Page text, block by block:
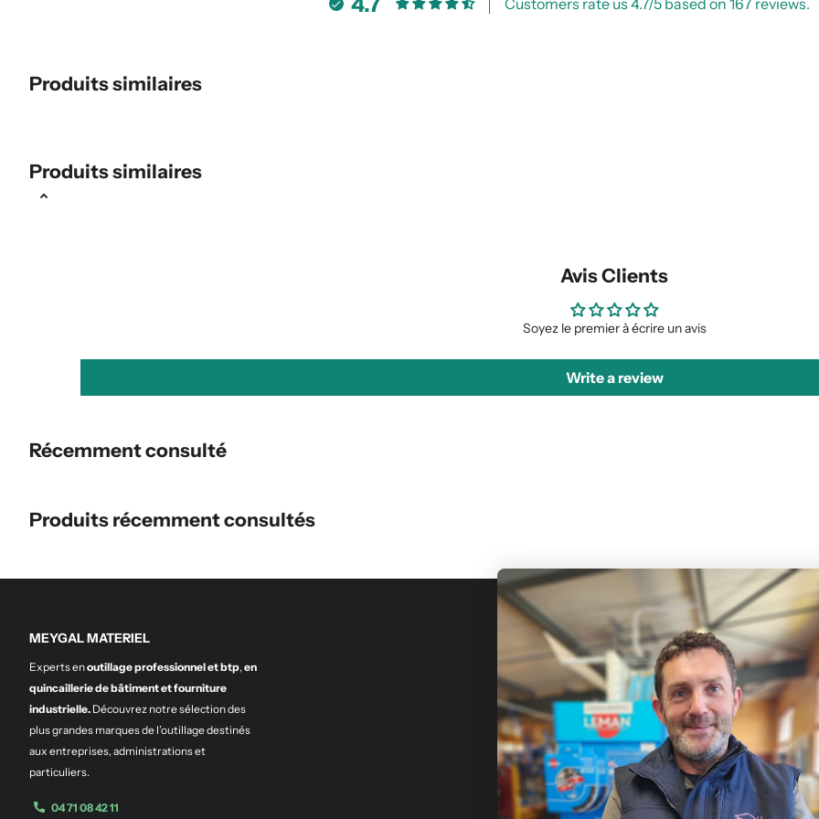
Customers rate us 4.7/5 based on 167 reviews.
Produits similaires
Produits similaires
Avis Clients
Soyez le premier à écrire un avis
Write a review
Récemment consulté
Produits récemment consultés
MEYGAL MATERIEL
Experts enoutillage professionnel et btp, en
quincaillerie de bâtiment et fourniture
industrielle. Découvrez notre sélection des
plus grandes marques de l’outillage destinés
aux entreprises, administrations et
particuliers.
04 71 08 42 11
Qui sommes-nous?
Nous contacter
Fabriquants
Demande de devis
BLOG
de
Julien-
Avis
Adresse
Rue
Saint-